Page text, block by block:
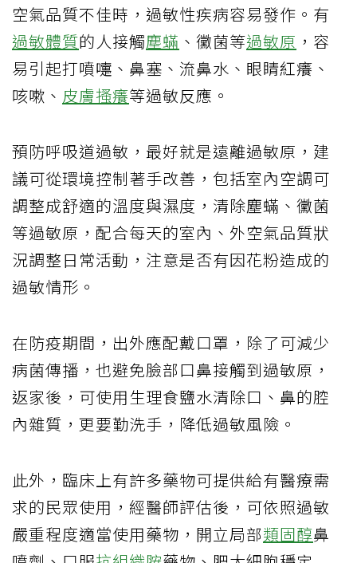
空氣品質不佳時，過敏性疾病容易發作。有
過敏體質的人接觸塵蟎 、黴菌等過敏原 ，容
易引起打噴嚏、鼻塞、流鼻水、眼睛紅癢、
咳嗽、 皮膚搔癢等過敏反應。
預防呼吸道過敏，最好就是遠離過敏原，建
議可從環境控制著手改善，包括室內空調可
調整成舒適的溫度與濕度，清除塵蟎、黴菌
等過敏原，配合每天的室內、外空氣品質狀
況調整日常活動，注意是否有因花粉造成的
過敏情形。
在防疫期間，出外應配戴口罩，除了可減少
病菌傳播，也避免臉部口鼻接觸到過敏原，
返家後，可使用生理食鹽水清除口、鼻的腔
內雜質，更要勤洗手，降低過敏風險。
此外，臨床上有許多藥物可提供給有醫療需
求的民眾使用，經醫師評估後，可依照過敏
嚴重程度適當使用藥物，開立局部類固醇鼻